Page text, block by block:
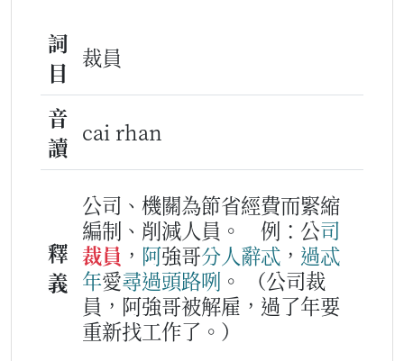
詞
目
裁員
音
讀
cai rhan
釋
義
公司、機關為節省經費而緊縮
編制、削減人員。
例：公司
裁員 ， 阿強哥分人辭忒 ， 過忒
年愛尋過頭路咧 。
（公司裁
員，阿強哥被解雇，過了年要
重新找工作了。）